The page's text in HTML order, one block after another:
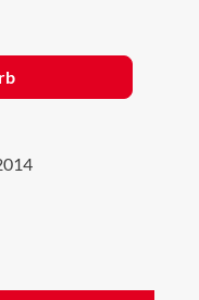
gewünschten